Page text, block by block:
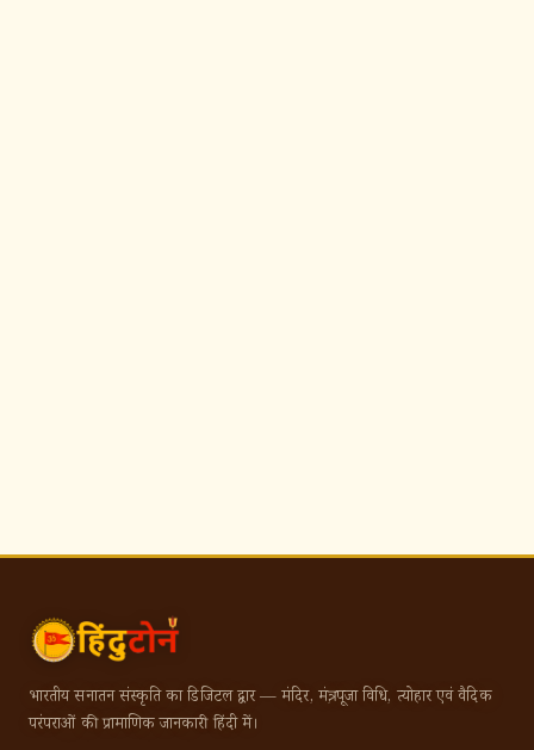
भारतीय सनातन संस्कृति का डिजिटल द्वार — मंदिर, मंत्र, पूजा विधि, त्योहार एवं वैदिक
परंपराओं की प्रामाणिक जानकारी हिंदी में।